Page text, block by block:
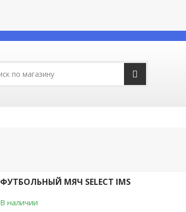
ФУТБОЛЬНЫЙ МЯЧ SELECT IMS
В наличии